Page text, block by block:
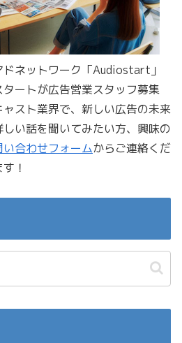
ネットワーク「Audiostart」
ートが広告営業スタッフ募集
スト業界で、新しい広告の未来
い話を聞いてみたい方、興味の
い合わせフォームからご連絡くだ
！